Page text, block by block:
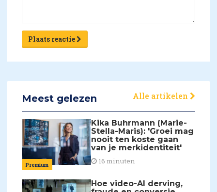
Plaats reactie
Meest gelezen Alle artikelen
Premium
Kika Buhrmann (Marie-
Stella-Maris): 'Groei mag
nooit ten koste gaan
van je merkidentiteit'
16 minuten
Hoe video-AI derving,